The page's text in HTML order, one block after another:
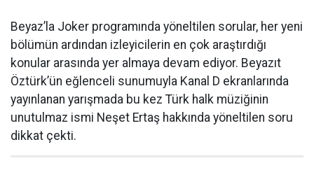
Beyaz’la Joker programında yöneltilen sorular, her yeni
bölümün ardından izleyicilerin en çok araştırdığı
konular arasında yer almaya devam ediyor. Beyazıt
Öztürk’ün eğlenceli sunumuyla Kanal D ekranlarında
yayınlanan yarışmada bu kez Türk halk müziğinin
unutulmaz ismi Neşet Ertaş hakkında yöneltilen soru
dikkat çekti.